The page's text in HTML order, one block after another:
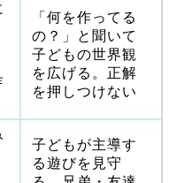
「何を作ってる
の？」と聞いて
子どもの世界観
を広げる。正解
を押しつけない
子どもが主導す
る遊びを見守